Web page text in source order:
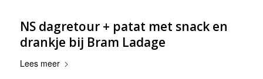
NS dagretour + patat met snack en
drankje bij Bram Ladage
Lees meer